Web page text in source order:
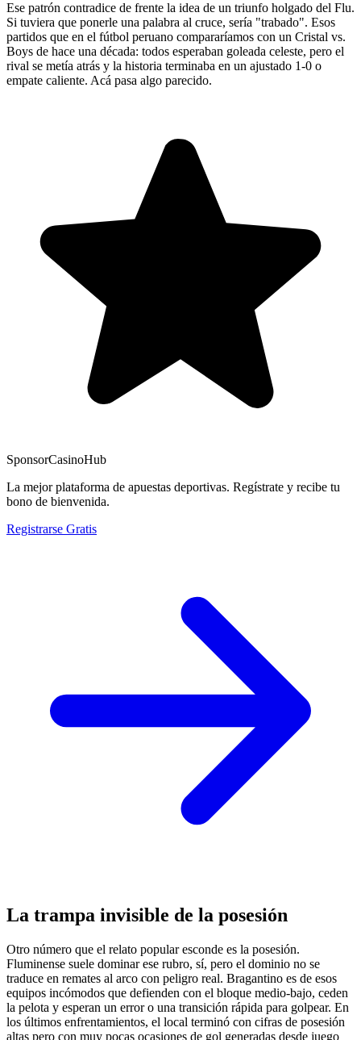
Ese patrón contradice de frente la idea de un triunfo holgado del Flu.
Si tuviera que ponerle una palabra al cruce, sería "trabado". Esos
partidos que en el fútbol peruano compararíamos con un Cristal vs.
Boys de hace una década: todos esperaban goleada celeste, pero el
rival se metía atrás y la historia terminaba en un ajustado 1-0 o
empate caliente. Acá pasa algo parecido.
SponsorCasinoHub
La mejor plataforma de apuestas deportivas. Regístrate y recibe tu
bono de bienvenida.
Registrarse Gratis
La trampa invisible de la posesión
Otro número que el relato popular esconde es la posesión.
Fluminense suele dominar ese rubro, sí, pero el dominio no se
traduce en remates al arco con peligro real. Bragantino es de esos
equipos incómodos que defienden con el bloque medio-bajo, ceden
la pelota y esperan un error o una transición rápida para golpear. En
los últimos enfrentamientos, el local terminó con cifras de posesión
altas pero con muy pocas ocasiones de gol generadas desde juego